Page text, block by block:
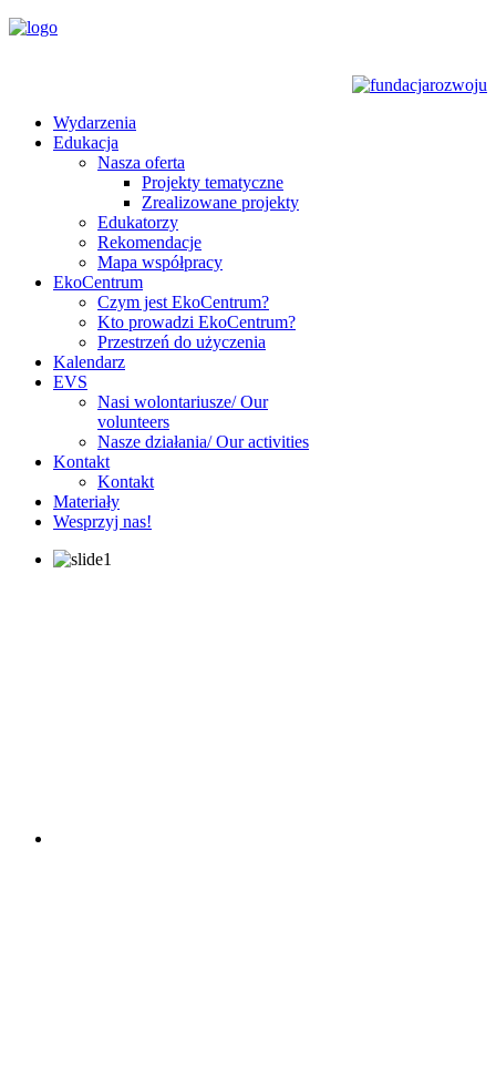
Wydarzenia
Edukacja
Nasza oferta
Projekty tematyczne
Zrealizowane projekty
Edukatorzy
Rekomendacje
Mapa współpracy
EkoCentrum
Czym jest EkoCentrum?
Kto prowadzi EkoCentrum?
Przestrzeń do użyczenia
Kalendarz
EVS
Nasi wolontariusze/ Our
volunteers
Nasze działania/ Our activities
Kontakt
Kontakt
Materiały
Wesprzyj nas!